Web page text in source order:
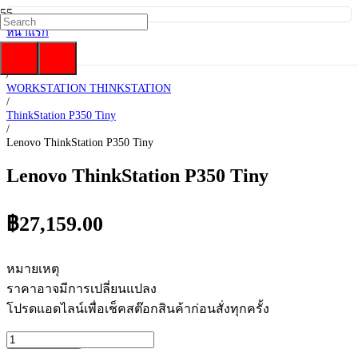
หน้าแรก
/
/
WORKSTATION THINKSTATION
/
ThinkStation P350 Tiny
/
Lenovo ThinkStation P350 Tiny
Lenovo ThinkStation P350 Tiny
฿27,159.00
หมายเหตุ
ราคาอาจมีการเปลี่ยนแปลง
โปรดแอดไลน์เพื่อเช็คสต๊อกสินค้าก่อนสั่งทุกครั้ง
จำนวน